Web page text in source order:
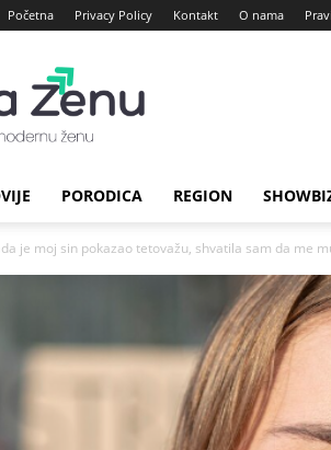
Početna Privacy Policy Kontakt O nama
za
Zenu
PORODICA REGION
je moj sin pokazao tetovažu, shvatila sam da me